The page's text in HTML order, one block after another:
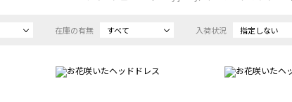
在庫の有無 すべて 入荷状況 指定しない